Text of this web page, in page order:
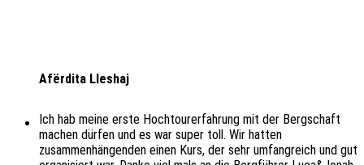
Afërdita Lleshaj
Ich hab meine erste Hochtourerfahrung mit der Bergschaft
machen dürfen und es war super toll. Wir hatten
zusammenhängenden einen Kurs, der sehr umfangreich und gut